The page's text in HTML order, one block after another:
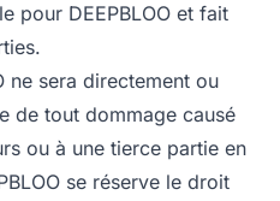
pour DEEPBLOO et fait
ne sera directement ou
de tout dommage causé
ou à une tierce partie en
se réserve le droit